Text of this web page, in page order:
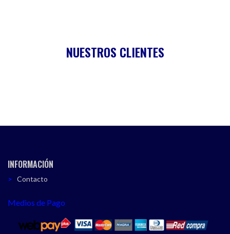
NUESTROS CLIENTES
INFORMACIÓN
Contacto
Medios de Pago